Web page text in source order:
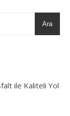
Ara
ile Kaliteli Yol